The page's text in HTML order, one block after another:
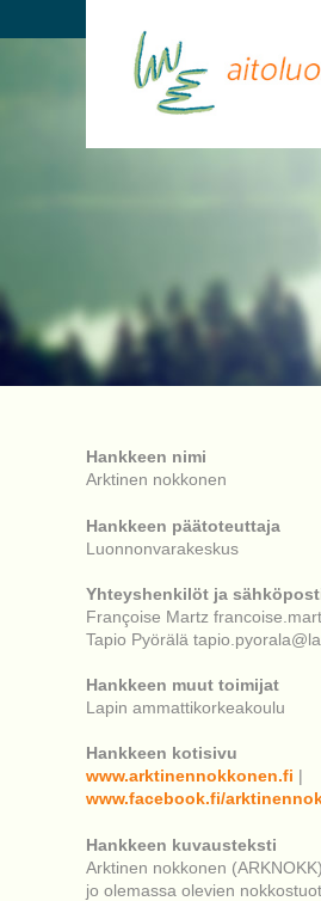
Hankkeen nimi
Arktinen nokkonen
Hankkeen päätoteuttaja
Luonnonvarakeskus
Yhteyshenkilöt ja
Françoise Martz
Tapio Pyörälä
Hankkeen muut toimijat
Lapin ammattikorkeakoulu
Hankkeen kotisivu
www.arktinennokkonen.fi |
www.facebook.fi/
Hankkeen kuvausteksti
Arktinen nokkonen
jo olemassa olevien